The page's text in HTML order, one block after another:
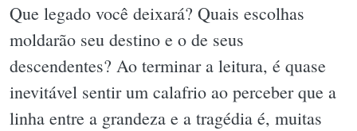
Que legado você deixará? Quais escolhas
moldarão seu destino e o de seus
descendentes? Ao terminar a leitura, é quase
inevitável sentir um calafrio ao perceber que a
linha entre a grandeza e a tragédia é, muitas